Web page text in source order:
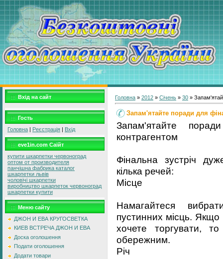
Вхід на сайт
Гость
Головна | Реєстрація | Вхід
eve1in.com Саїйт
купити шкарпетки червоноград
оптом от производителя
панчішна фабрика каталог
шкарпетки львів
чоловічі шкарпетки
виробництво шкарпеток червоноград
шкарпетки купити
Меню сайту
ДЖОН И ЕВА КРУГОСВЕТКА
КИЕВ ВСТРЕЧА ДЖОН И ЕВА
Доска оголошення
Подати оголошення
Додати товари
Головна » 2012 » Січень » 30 »
Запам'ятайте поради для
Запам'ятайте
контрагентом
Фінальна зустріч
кілька речей:
Місце
Намагайтеся
пустинних місць.
хочете торгувати,
обережним.
Річ